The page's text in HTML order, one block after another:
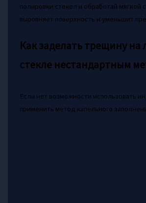
полировки стекол и обработай мягкой
выровняет поверхность и уменьшит
Как заделать трещину на
стекле нестандартным
Если нет возможности использовать
применить метод капельного